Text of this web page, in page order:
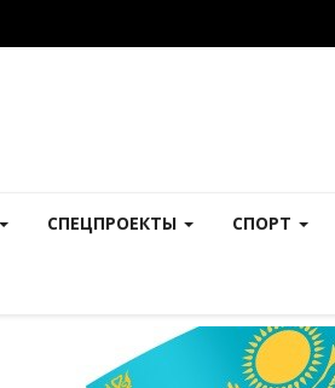
СПЕЦПРОЕКТЫ СПОРТ